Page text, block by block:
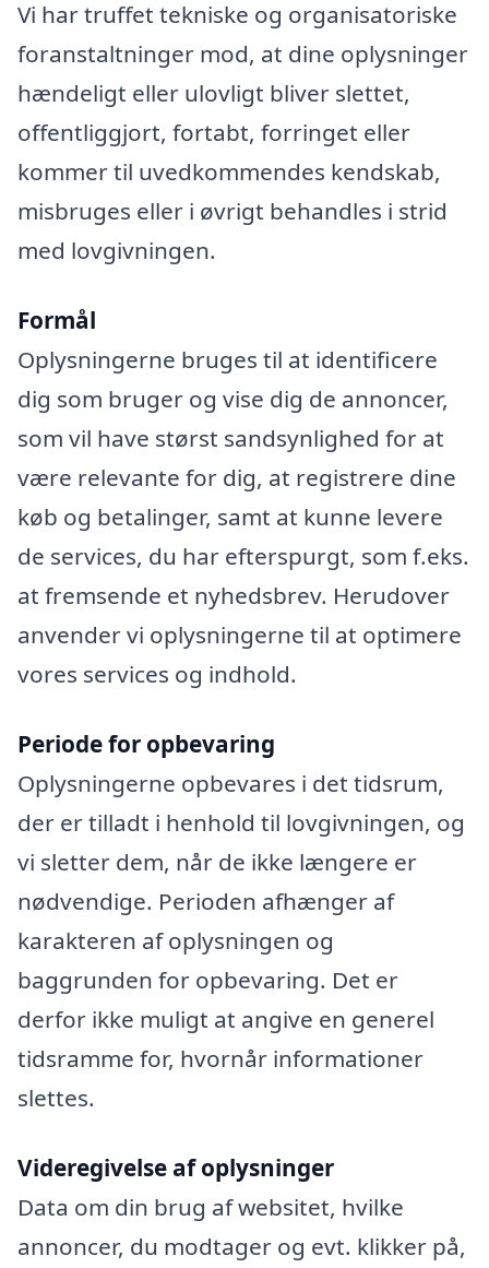
Vi har truffet tekniske og organisatoriske
foranstaltninger mod, at dine oplysninger
hændeligt eller ulovligt bliver slettet,
offentliggjort, fortabt, forringet eller
kommer til uvedkommendes kendskab,
misbruges eller i øvrigt behandles i strid
med lovgivningen.
Formål
Oplysningerne bruges til at identificere
dig som bruger og vise dig de annoncer,
som vil have størst sandsynlighed for at
være relevante for dig, at registrere dine
køb og betalinger, samt at kunne levere
de services, du har efterspurgt, som f.eks.
at fremsende et nyhedsbrev. Herudover
anvender vi oplysningerne til at optimere
vores services og indhold.
Periode for opbevaring
Oplysningerne opbevares i det tidsrum,
der er tilladt i henhold til lovgivningen, og
vi sletter dem, når de ikke længere er
nødvendige. Perioden afhænger af
karakteren af oplysningen og
baggrunden for opbevaring. Det er
derfor ikke muligt at angive en generel
tidsramme for, hvornår informationer
slettes.
Videregivelse af oplysninger
Data om din brug af websitet, hvilke
annoncer, du modtager og evt. klikker på,